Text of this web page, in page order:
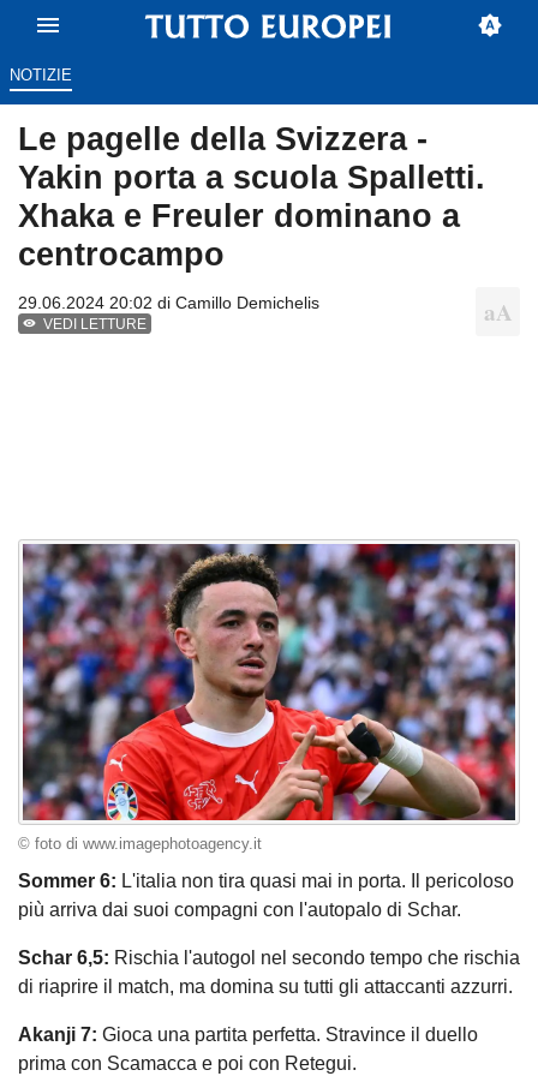
NOTIZIE
Le pagelle della Svizzera -
Yakin porta a scuola Spalletti.
Xhaka e Freuler dominano a
centrocampo
29.06.2024 20:02 di Camillo Demichelis
VEDI LETTURE
© foto di www.imagephotoagency.it
Sommer 6: L'italia non tira quasi mai in porta. Il pericoloso
più arriva dai suoi compagni con l'autopalo di Schar.
Schar 6,5: Rischia l'autogol nel secondo tempo che rischia
di riaprire il match, ma domina su tutti gli attaccanti azzurri.
Akanji 7: Gioca una partita perfetta. Stravince il duello
prima con Scamacca e poi con Retegui.